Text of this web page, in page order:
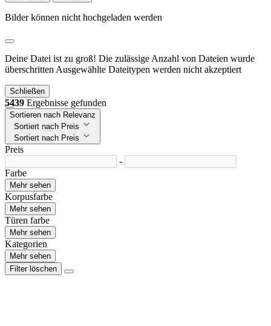
Bilder können nicht hochgeladen werden
Deine Datei ist zu groß! Die zulässige Anzahl von Dateien wurde
überschritten Ausgewählte Dateitypen werden nicht akzeptiert
Schließen
5439 Ergebnisse gefunden
Sortieren nach Relevanz
Sortiert nach Preis
Sortiert nach Preis
Preis
-
Farbe
Mehr sehen
Korpusfarbe
Mehr sehen
Türen farbe
Mehr sehen
Kategorien
Mehr sehen
Filter löschen